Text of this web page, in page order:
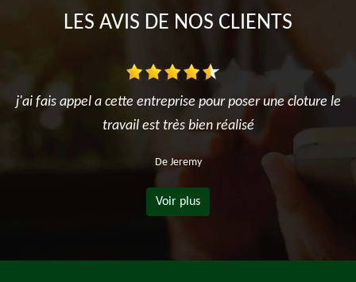
LES AVIS DE NOS CLIENTS
j'ai fais appel a cette entreprise pour poser une cloture le
travail est très bien réalisé
De Jeremy
Voir plus